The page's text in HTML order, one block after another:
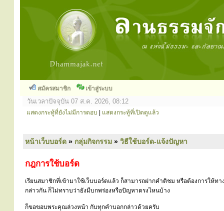
สมัครสมาชิก เข้าสู่ระบบ
วันเวลาปัจจุบัน 07 ส.ค. 2026, 08:12
แสดงกระทู้ที่ยังไม่มีการตอบ แสดงกระทู้ที่เปิดดูแล้ว
หน้าเว็บบอร์ด » กลุ่มกิจกรรม » วิธีใช้บอร์ด-แจ้งปัญหา
กฎการใช้บอร์ด
เรียนสมาชิกที่เข้ามาใช้เว็บบอร์ดแล้ว ก็สามารถฝากคำติชม หรือต้องการให้ท
กล่าวกัน ก็ไม่ทราบว่ายังมีบกพร่องหรือปัญหาตรงไหนบ้าง
ก็ขอขอบพระคุณล่วงหน้า กับทุกคำบอกกล่าวด้วยครับ